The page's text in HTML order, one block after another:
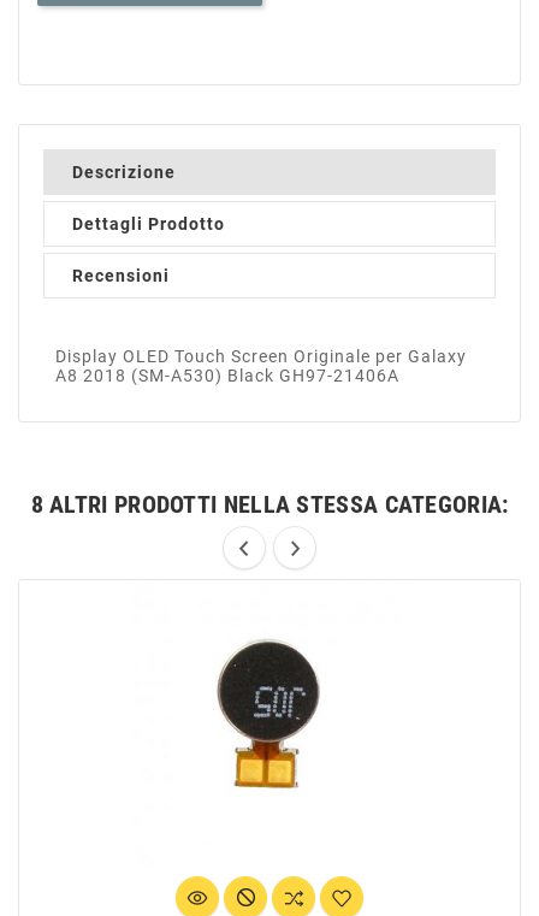
Descrizione
Dettagli Prodotto
Recensioni
Display OLED Touch Screen Originale per Galaxy
A8 2018 (SM-A530) Black GH97-21406A
8 ALTRI PRODOTTI NELLA STESSA CATEGORIA: